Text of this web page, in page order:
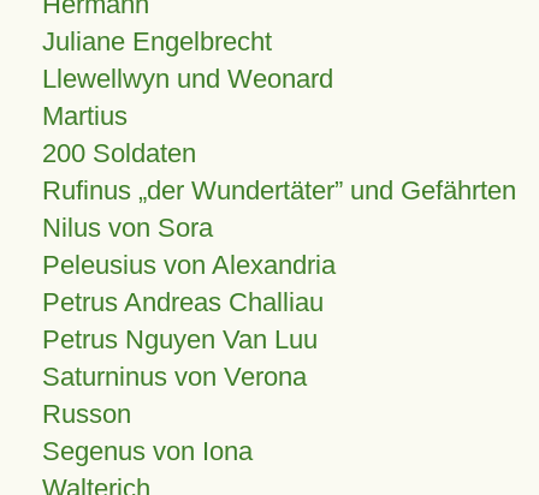
Juliane Engelbrecht
Llewellwyn und Weonard
Martius
200 Soldaten
Rufinus „der Wundertäter” und Gefährten
Nilus von Sora
Peleusius von Alexandria
Petrus Andreas Challiau
Petrus Nguyen Van Luu
Saturninus von Verona
Russon
Segenus von Iona
Walterich